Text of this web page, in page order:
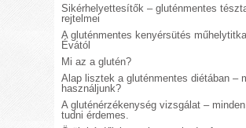
Sikérhelyettesítők – gluténmentes
rejtelmei
A gluténmentes kenyérsütés
Évától
Mi az a glutén?
Alap lisztek a gluténmentes diétában –
használjunk?
A gluténérzékenység vizsgálat –
tudni érdemes.